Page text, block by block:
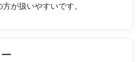
が扱いやすいです。